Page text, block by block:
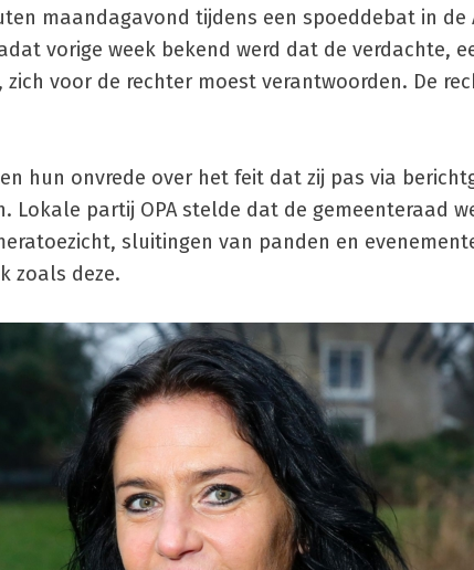
maandagavond tijdens een spoeddebat in de
vorige week bekend werd dat de verdachte,
zich voor de rechter moest verantwoorden. De
hun onvrede over het feit dat zij pas via
Lokale partij OPA stelde dat de gemeenteraad
sluitingen van panden en
zoals deze.